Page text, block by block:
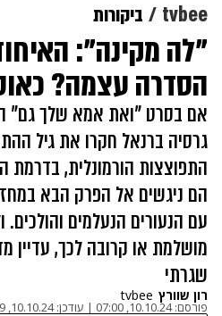
tvbee ביקורות
"לה מקינה":
הסדרה עצמה?
אם בסרט "ואת אמא שלך גם"
גרסיה ברנאל חקרו את גיל
התפוצצות הורמונלית, בדרמת
הם ניגשים אל הפרק הבא
עם הנעורים הנעלמים
מושלמת או קרובה לכך, עדיין
שגרתי
רון שוורץ tvbee
פורסם:10.10.24, 07:00
| עודכן:10.10.24, 10:49